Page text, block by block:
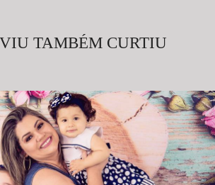
TAMBÉM CURTIU